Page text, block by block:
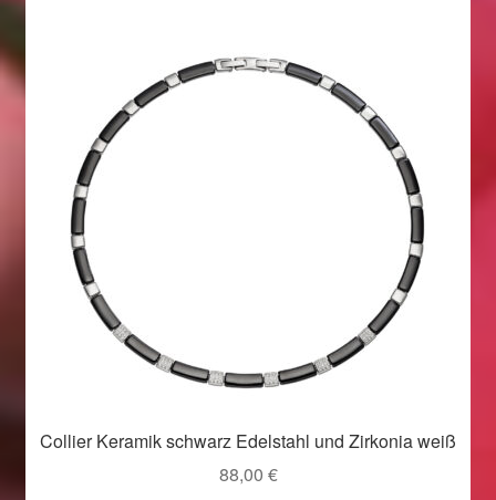
Collier Keramik schwarz Edelstahl und Zirkonia weiß
88,00 €